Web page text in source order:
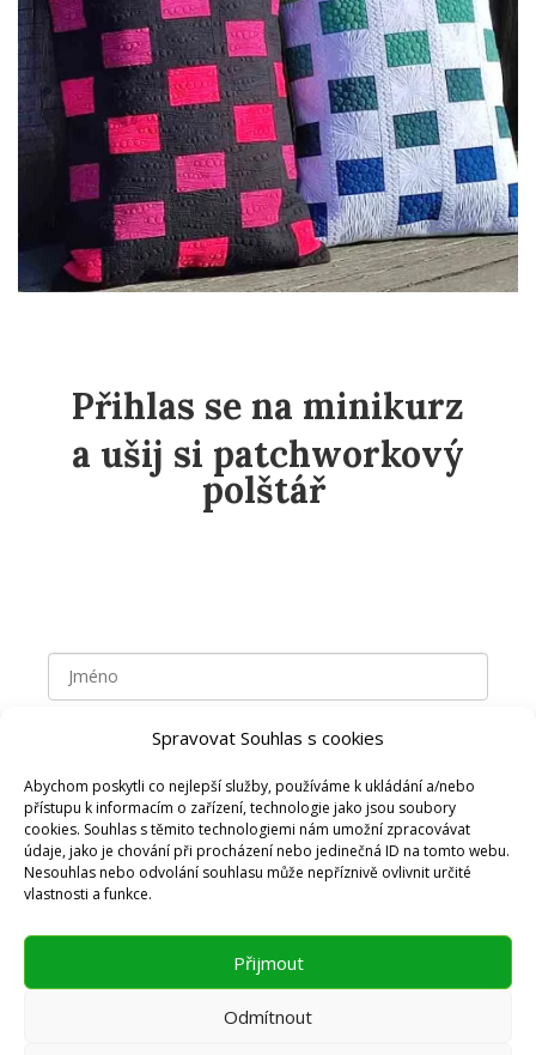
Spravovat Souhlas s cookies
Abychom poskytli co nejlepší služby, používáme k ukládání a/nebo
přístupu k informacím o zařízení, technologie jako jsou soubory
cookies. Souhlas s těmito technologiemi nám umožní zpracovávat
údaje, jako je chování při procházení nebo jedinečná ID na tomto webu.
Nesouhlas nebo odvolání souhlasu může nepříznivě ovlivnit určité
vlastnosti a funkce.
Přijmout
Odmítnout
Přihlas se na minikurz
a ušij si patchworkový
polštář
Vaše osobní údaje jsou u mě v bezpečí. Zpracovávám je
PŘIHLÁSIT SE ZDARMA